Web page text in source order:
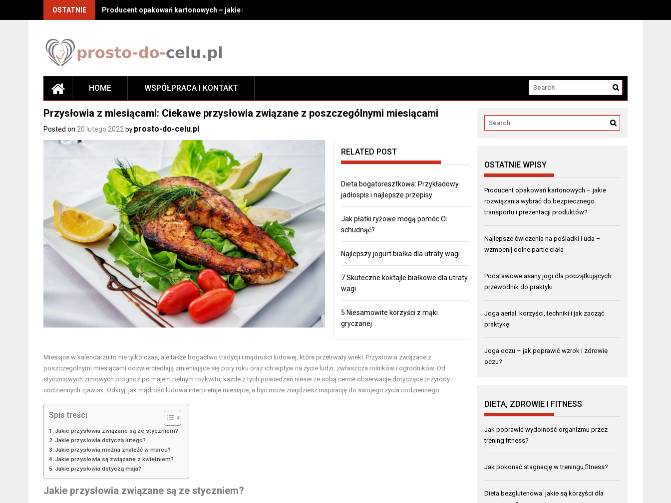
OSTATNIE Producent opakowań kartonowych – jakie rozwiązania wybrać do bezpiecznego transportu i prezentacji produktów?
HOME WSPÓŁPRACA I KONTAKT
Przysłowia z miesiącami: Ciekawe przysłowia związane z poszczególnymi miesiącami
Posted on 20 lutego 2022 by prosto-do-celu.pl
RELATED POST
Dieta bogatoresztkowa: Przykładowy
jadłospis i najlepsze przepisy
Jak płatki ryżowe mogą pomóc Ci
schudnąć?
Najlepszy jogurt białka dla utraty wagi
7 Skuteczne koktajle białkowe dla utraty
wagi
5 Niesamowite korzyści z mąki
gryczanej
Miesiące w kalendarzu to nie tylko czas, ale także bogactwo tradycji i mądrości ludowej, które przetrwały wieki. Przysłowia związane z
poszczególnymi miesiącami odzwierciedlają zmieniające się pory roku oraz ich wpływ na życie ludzi, zwłaszcza rolników i ogrodników. Od
styczniowych zimowych prognoz po majem pełnym rozkwitu, każde z tych powiedzeń niesie ze sobą cenne obserwacje dotyczące przyrody i
codziennych zjawisk. Odkryj, jak mądrość ludowa interpretuje miesiące, a być może znajdziesz inspirację do swojego życia codziennego.
Spis treści
Jakie przysłowia związane są ze styczniem?
Jakie przysłowia dotyczą lutego?
Jakie przysłowia można znaleźć w marcu?
Jakie przysłowia są związane z kwietniem?
Jakie przysłowia dotyczą maja?
Jakie przysłowia związane są ze styczniem?
OSTATNIE WPISY
Producent opakowań kartonowych – jakie
rozwiązania wybrać do bezpiecznego
transportu i prezentacji produktów?
Najlepsze ćwiczenia na pośladki i uda –
wzmocnij dolne partie ciała
Podstawowe asany jogi dla początkujących:
przewodnik do praktyki
Joga aerial: korzyści, techniki i jak zacząć
praktykę
Joga oczu – jak poprawić wzrok i zdrowie
oczu?
DIETA, ZDROWIE I FITNESS
Jak poprawić wydolność organizmu przez
trening fitness?
Jak pokonać stagnację w treningu fitness?
Dieta bezglutenowa: jakie są korzyści dla